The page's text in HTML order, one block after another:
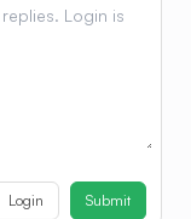
Login Submit